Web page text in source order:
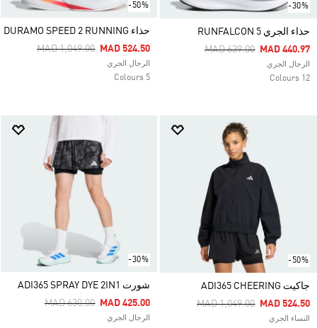
-30%
حذاء الجري RUNFALCON 5
Price Reduced From
MAD 639.00ToMAD 440.97
الرجال الجري
12 Colours
-50%
حذاء DURAMO SPEED 2 RUNNING
Price Reduced From
MAD 1,049.00ToMAD 524.50
الرجال الجري
5 Colours
-50%
جاكيت ‏ADI365 CHEERING
Price Reduced From
MAD 1,049.00ToMAD 524.50
النساء الجري
-30%
شورت ADI365 SPRAY DYE 2IN1
Price Reduced From
MAD 630.00ToMAD 425.00
الرجال الجري